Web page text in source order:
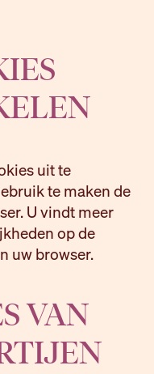
uit te
te maken de
U vindt meer
op de
uw browser.
VAN